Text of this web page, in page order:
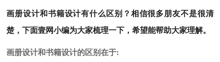
画册设计和书籍设计有什么区别？相信很多朋友不是很清
楚，下面壹网小编为大家梳理一下，希望能帮助大家理解。
画册设计和书籍设计的区别在于: